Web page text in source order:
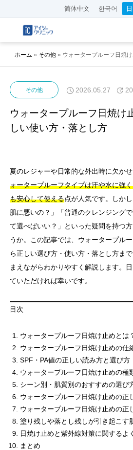
简体中文 한국어
ホーム » その他 » ウォータープルーフ日焼
その他 2026.05.27
ウォータープルーフ日焼け
しい使い方・落とし方
夏のレジャーや日常的な外出時に欠か
ォータープルーフタイプは汗や水に強
も安心して使える点が人気です。しか
肌に悪いの？」「普通のクレンジング
て選べばいい？」といった疑問を持つ
うか。この記事では、ウォータープル
ら正しい選び方・使い方・落とし方ま
まえながらわかりやすく解説します。
ていただければ幸いです。
目次
ウォータープルーフ日焼け止めとは
ウォータープルーフ日焼け止めの仕
SPF・PA値の正しい読み方と選び方
ウォータープルーフ日焼け止めの種
シーン別・肌質別のおすすめの選び
ウォータープルーフ日焼け止めの正
ウォータープルーフ日焼け止めの正
塗り残しや落とし残しが引き起こす
日焼け止めと紫外線対策に関するよ
まとめ